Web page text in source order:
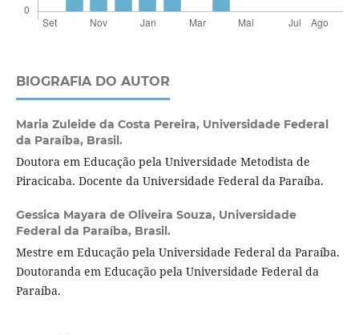
BIOGRAFIA DO AUTOR
Maria Zuleide da Costa Pereira, Universidade Federal
da Paraíba, Brasil.
Doutora em Educação pela Universidade Metodista de
Piracicaba. Docente da Universidade Federal da Paraíba.
Gessica Mayara de Oliveira Souza, Universidade
Federal da Paraíba, Brasil.
Mestre em Educação pela Universidade Federal da Paraíba.
Doutoranda em Educação pela Universidade Federal da
Paraíba.